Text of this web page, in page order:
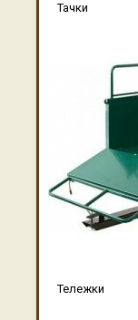
Тачки
Тележки